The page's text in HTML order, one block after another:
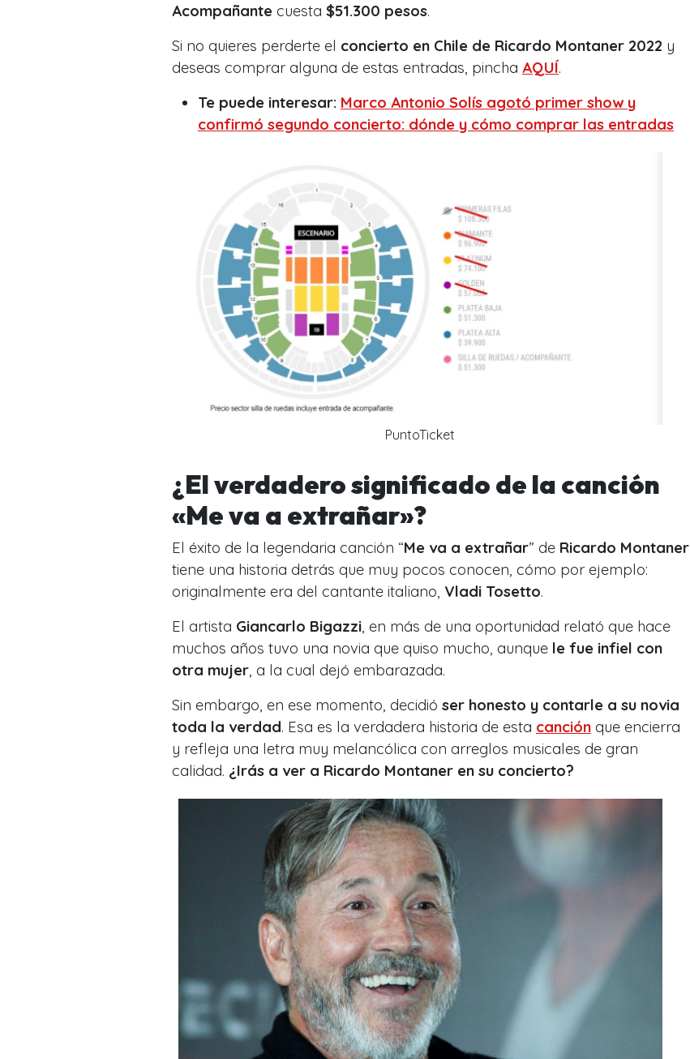
Acompañante cuesta $51.300 pesos.
Si no quieres perderte el concierto en Chile de Ricardo Montaner 2022 y
deseas comprar alguna de estas entradas, pincha AQUÍ.
Te puede interesar: Marco Antonio Solís agotó primer show y
confirmó segundo concierto: dónde y cómo comprar las entradas
PuntoTicket
¿El verdadero significado de la canción
«Me va a extrañar»?
El éxito de la legendaria canción “Me va a extrañar” de Ricardo Montaner
tiene una historia detrás que muy pocos conocen, cómo por ejemplo:
originalmente era del cantante italiano, Vladi Tosetto.
El artista Giancarlo Bigazzi, en más de una oportunidad relató que hace
muchos años tuvo una novia que quiso mucho, aunque le fue infiel con
otra mujer, a la cual dejó embarazada.
Sin embargo, en ese momento, decidió ser honesto y contarle a su novia
toda la verdad. Esa es la verdadera historia de esta canción que encierra
y refleja una letra muy melancólica con arreglos musicales de gran
calidad. ¿Irás a ver a Ricardo Montaner en su concierto?